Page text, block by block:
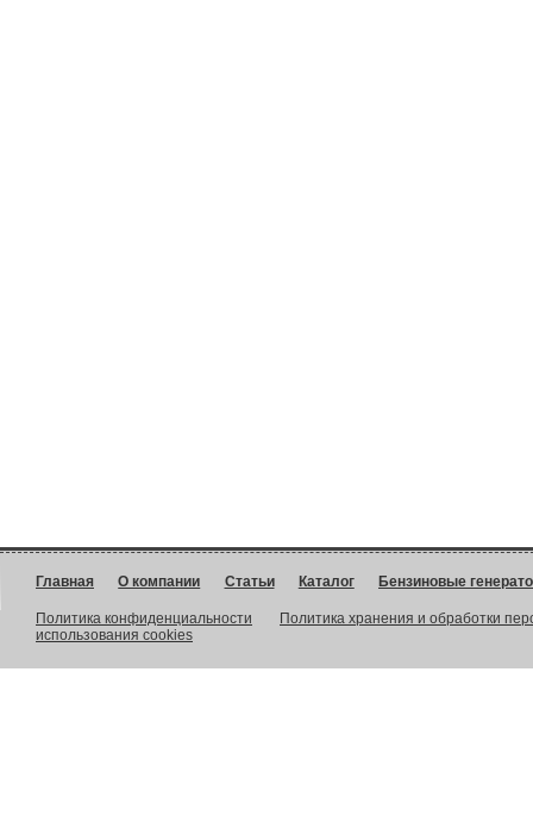
Главная О компании Статьи Каталог Бензиновые
Политика конфиденциальности
Политика хранения и обработки
использования cookies